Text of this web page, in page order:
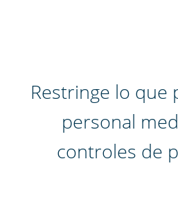
Restringe lo que
personal
controles de